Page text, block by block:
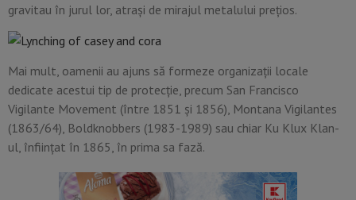
gravitau în jurul lor, atraşi de mirajul metalului preţios.
Mai mult, oamenii au ajuns să formeze organizaţii locale
dedicate acestui tip de protecţie, precum San Francisco
Vigilante Movement (între 1851 şi 1856), Montana Vigilantes
(1863/64), Boldknobbers (1983-1989) sau chiar Ku Klux Klan-
ul, înfiinţat în 1865, în prima sa fază.